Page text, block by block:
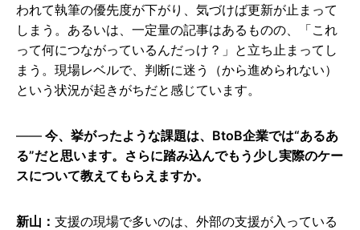
われて執筆の優先度が下がり、気づけば更新が止まって
しまう。あるいは、一定量の記事はあるものの、「これ
って何につながっているんだっけ？」と立ち止まってし
まう。現場レベルで、判断に迷う（から進められない）
という状況が起きがちだと感じています。
今、挙がったような課題は、BtoB企業では“あるあ
る”だと思います。さらに踏み込んでもう少し実際のケー
スについて教えてもらえますか。
新山： 支援の現場で多いのは、外部の支援が入っている